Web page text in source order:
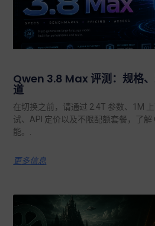
Qwen 3.8 Max 评测：规格
道
在切换之前，请通过 2.4T 参数、1M
试、API 定价以及不限配额套餐，了解
能。.
更多信息